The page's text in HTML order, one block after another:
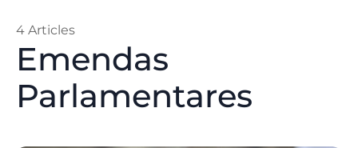
Emendas
Parlamentares
4 Articles